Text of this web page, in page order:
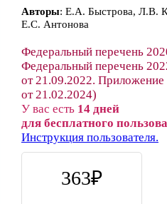
Авторы: Е.А. Быстрова, Л.В.
Е.С. Антонова
Федеральный перечень
Федеральный перечень
от 21.09.2022.
от 21.02.2024)
У вас есть 14 дней
для бесплатного
Инструкция пользователя.
363